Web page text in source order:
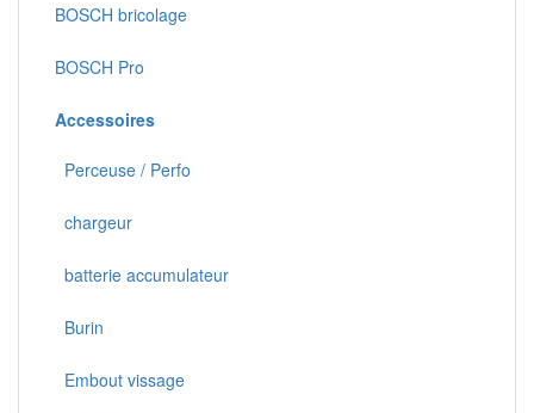
BOSCH bricolage
BOSCH Pro
Accessoires
Perceuse / Perfo
chargeur
batterie accumulateur
Burin
Embout vissage